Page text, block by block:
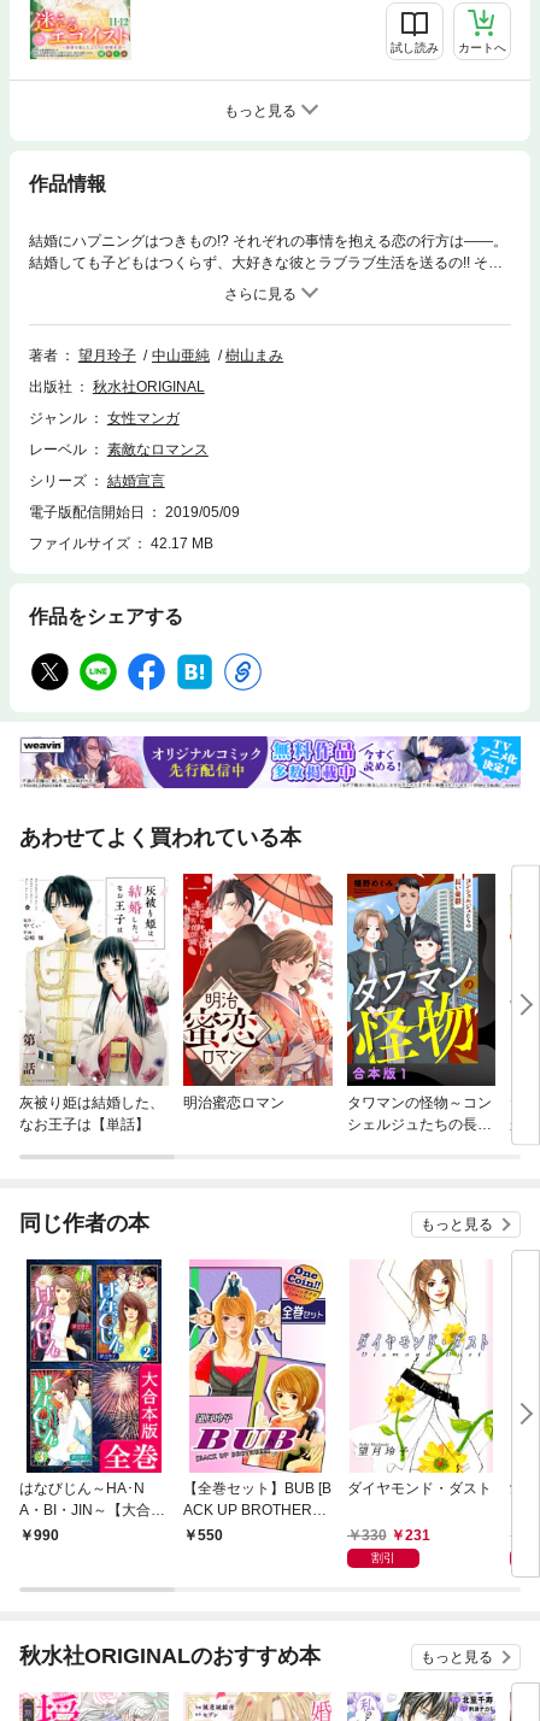
試し読み カートへ
もっと見る
作品情報
結婚にハプニングはつきもの!? それぞれの事情を抱える恋の行方は――。
結婚しても子どもはつくらず、大好きな彼とラブラブ生活を送るの!! そん
な矢先、親友の子どもを引き取ることに!? 望月玲子「Baby Blue Baby Pin
k～同棲カップルの子育て婚」。幸せな結婚生活を送っていた憧れのお姉
ちゃんが家出!? 彼女の隠された気持ちとは…。中山亜純「ぱだんぱだん～
夫婦の歩み、今生きること～」。式場の司会業をする佳津美。今回の新婦
す！」。変わらぬ愛を誓って、あなたに届けるブライダル＆ラブロマンス
♪ 夢みる女の子たちの結婚物語を描いた作品が登場!!（C）望月玲子/中山亜
著者 望月玲子 中山亜純
樹山まみ
出版社
秋水社ORIGINAL
ジャンル
女性マンガ
レーベル
素敵なロマンス
シリーズ
結婚宣言
電子版配信開始日
2019/05/09
ファイルサイズ
42.17 MB
作品をシェアする
あわせてよく買われている本
灰被り姫は結婚した、
なお王子は【単話】
明治蜜恋ロマン
タワマンの怪物～コン
シェルジュたちの長い
だ
か
同じ作者の本 もっと見る
はなびじん～HA･N
A・BI・JIN～【大合本
版】 全巻収録
990
【全巻セット】BUB [B
ACK UP BROTHERS]
｜全2巻ワンコイ
550
ダイヤモンド・ダスト
330 231
割引
愛
秋水社ORIGINALのおすすめ本 もっと見る